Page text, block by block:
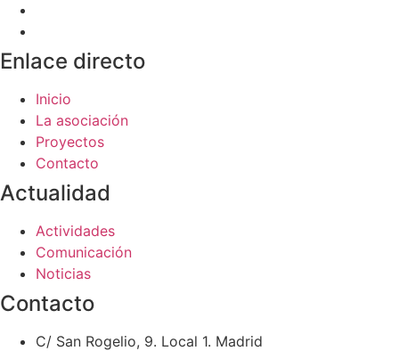
Enlace directo
Inicio
La asociación
Proyectos
Contacto
Actualidad
Actividades
Comunicación
Noticias
Contacto
C/ San Rogelio, 9. Local 1. Madrid